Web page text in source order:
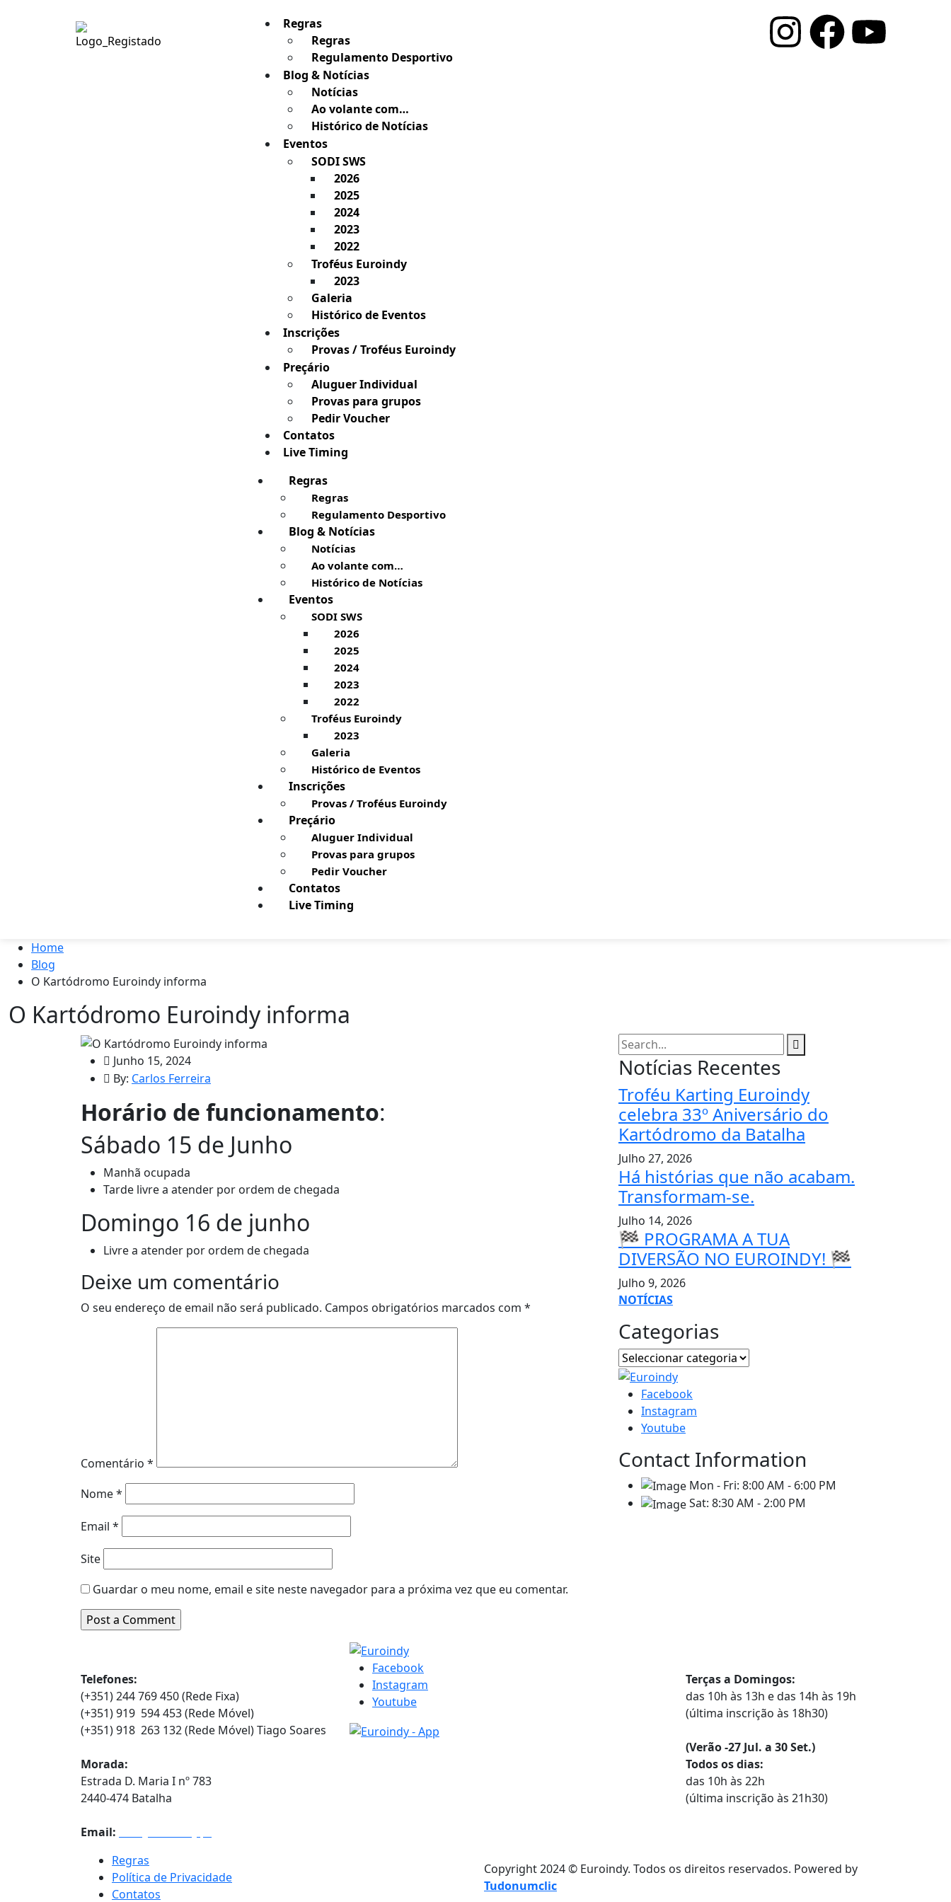
Regras
Regras
Regulamento Desportivo
Blog & Notícias
Notícias
Ao volante com…
Histórico de Notícias
Eventos
SODI SWS
2026
2025
2024
2023
2022
Troféus Euroindy
2023
Galeria
Histórico de Eventos
Inscrições
Provas / Troféus Euroindy
Preçário
Aluguer Individual
Provas para grupos
Pedir Voucher
Contatos
Live Timing
Regras
Regras
Regulamento Desportivo
Blog & Notícias
Notícias
Ao volante com…
Histórico de Notícias
Eventos
SODI SWS
2026
2025
2024
2023
2022
Troféus Euroindy
2023
Galeria
Histórico de Eventos
Inscrições
Provas / Troféus Euroindy
Preçário
Aluguer Individual
Provas para grupos
Pedir Voucher
Contatos
Live Timing
Home
Blog
O Kartódromo Euroindy informa
O Kartódromo Euroindy informa
Junho 15, 2024
By: Carlos Ferreira
Horário de funcionamento:
Sábado 15 de Junho
Manhã ocupada
Tarde livre a atender por ordem de chegada
Domingo 16 de junho
Livre a atender por ordem de chegada
Deixe um comentário
O seu endereço de email não será publicado. Campos obrigatórios marcados com *
Comentário *
Nome*
Email *
Site
Guardar o meu nome, email e site neste navegador para a próxima vez que eu comentar.
Notícias Recentes
Troféu Karting Euroindy
celebra 33º Aniversário do
Kartódromo da Batalha
Julho 27, 2026
Há histórias que não acabam.
Transformam-se.
Julho 14, 2026
🏁 PROGRAMA A TUA
DIVERSÃO NO EUROINDY! 🏁
Julho 9, 2026
NOTÍCIAS
Categorias
Facebook
Instagram
Youtube
Contact Information
Mon - Fri: 8:00 AM - 6:00 PM
Sat: 8:30 AM - 2:00 PM
Telefones:
(+351) 244 769 450 (Rede Fixa)
(+351) 919 594 453 (Rede Móvel)
(+351) 918 263 132 (Rede Móvel) Tiago Soares
Morada:
Estrada D. Maria I nº 783
2440-474 Batalha
Email:
Facebook
Instagram
Youtube
Terças a Domingos:
das 10h às 13h e das 14h às 19h
(última inscrição às 18h30)
(Verão -27 Jul. a 30 Set.)
Todos os dias:
das 10h às 22h
(última inscrição às 21h30)
Regras
Política de Privacidade
Contatos
Copyright 2024 © Euroindy. Todos os direitos reservados. Powered by
Tudonumclic